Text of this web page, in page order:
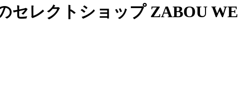
セレクトショップ ZABOU